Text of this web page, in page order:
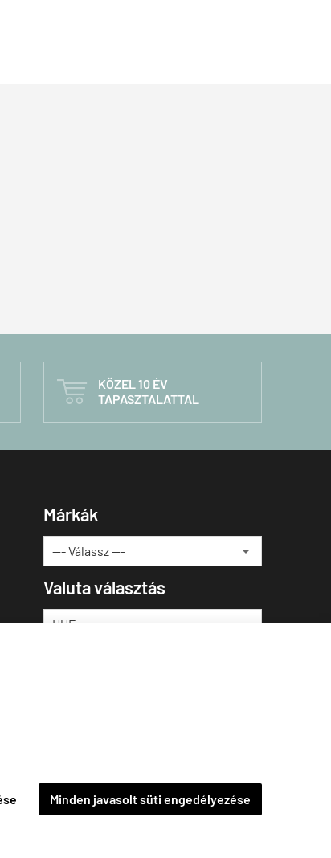
Minden javasolt süti engedélyezése

KÖZEL 10 ÉV
TAPASZTALATTAL
Márkák
Valuta választás